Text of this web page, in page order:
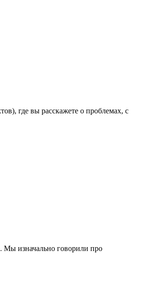
где вы расскажете о проблемах, с
Мы изначально говорили про